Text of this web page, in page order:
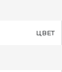
ЦВЕТ